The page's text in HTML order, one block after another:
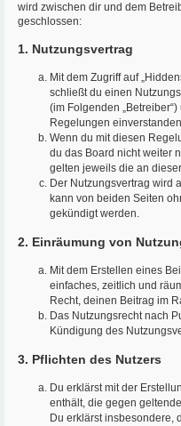
wird zwischen dir und dem
geschlossen:
1. Nutzungsvertrag
Mit dem Zugriff auf
schließt du einen
(im Folgenden
Regelungen
Wenn du mit diesen
du das Board nicht weiter
gelten jeweils die an
Der Nutzungsvertrag wird
kann von beiden Seiten
gekündigt werden.
2. Einräumung von
Mit dem Erstellen eines
einfaches, zeitlich und
Recht, deinen Beitrag im
Das Nutzungsrecht nach
Kündigung des
3. Pflichten des Nutzers
Du erklärst mit der
enthält, die gegen
Du erklärst insbesondere,